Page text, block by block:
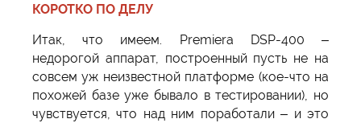
КОРОТКО ПО ДЕЛУ
Итак, что имеем. Premiera DSP-400 –
недорогой аппарат, построенный пусть не на
совсем уж неизвестной платформе (кое-что на
похожей базе уже бывало в тестировании), но
чувствуется, что над ним поработали – и это